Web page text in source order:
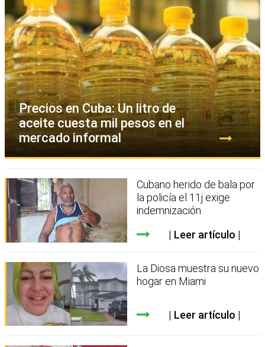
Precios en Cuba: Un litro de
aceite cuesta mil pesos en el
mercado informal
Cubano herido de bala por
la policía el 11j exige
indemnización
Leer artículo
La Diosa muestra su nuevo
hogar en Miami
Leer artículo